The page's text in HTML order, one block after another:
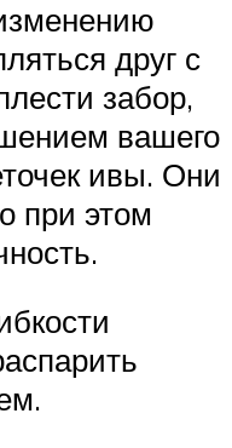
друг с
забор,
вашего
ивы. Они
при этом